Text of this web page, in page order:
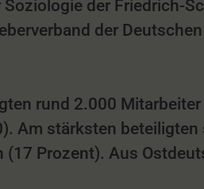
der Friedrich-
der
rund 2.000
Am stärksten
Prozent). Aus